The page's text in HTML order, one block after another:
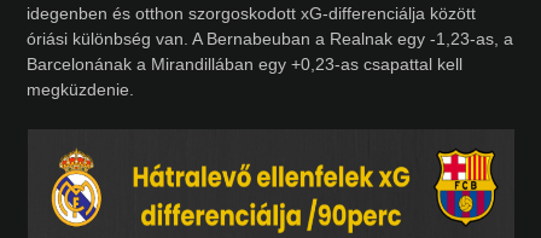
idegenben és otthon szorgoskodott xG-differenciálja között
óriási különbség van. A Bernabeuban a Realnak egy -1,23-as, a
Barcelonának a Mirandillában egy +0,23-as csapattal kell
megküzdenie.